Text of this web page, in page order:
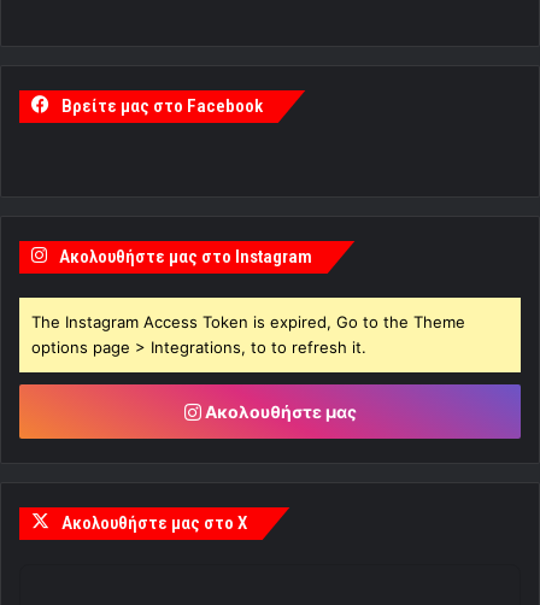
Βρείτε μας στο Facebook
Ακολουθήστε μας στο Instagram
The Instagram Access Token is expired, Go to the Theme
options page > Integrations, to to refresh it.
Ακολουθήστε μας
Ακολουθήστε μας στο X